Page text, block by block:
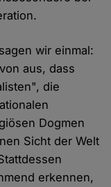
wir einmal:
aus, dass
die
Dogmen
Sicht der Welt
erkennen,